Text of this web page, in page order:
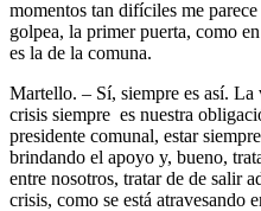
momentos tan difíciles me
golpea, la primer puerta, como
es la de la comuna.
Martello. – Sí, siempre es así. La
crisis siempre es nuestra
presidente comunal, estar
brindando el apoyo y, bueno,
entre nosotros, tratar de de salir
crisis, como se está atravesando